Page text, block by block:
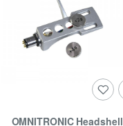
OMNITRONIC Headshell